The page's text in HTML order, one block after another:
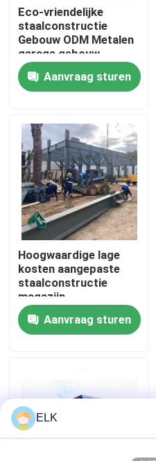
Huis
Over ons
Fabriekstocht
Kwaliteitscontrole
Neem contact met ons op
Nieuws
Vraag een offerte
Eco-vriendelijke
staalconstructie
Gebouw ODM Metalen
garage gebouw
gegalvaniseerd
Aanvraag sturen
Hoogwaardige lage
kosten aangepaste
staalconstructie
magazijn
Aanvraag sturen
ELK